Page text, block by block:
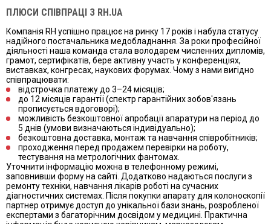
ПЛЮСИ СПІВПРАЦІ З RH.UA
Компанія RH успішно працює на ринку 17 років і набула статусу
надійного постачальника медобладнання. За роки професійної
діяльності наша команда стала володарем численних дипломів,
грамот, сертифікатів, бере активну участь у конференціях,
виставках, конгресах, наукових форумах. Чому з нами вигідно
співпрацювати:
відстрочка платежу до 3–24 місяців;
до 12 місяців гарантії (спектр гарантійних зобов'язань
прописується вдоговорі);
можливість безкоштовної апробації апаратури на період до
5 днів (умови визначаються індивідуально);
безкоштовна доставка, монтаж та навчання співробітників;
проходження перед продажем перевірки на роботу,
тестування на метрологічних фантомах.
Уточнити інформацію можна в телефонному режимі,
заповнивши форму на сайті. Додатково надаються послуги з
ремонту техніки, навчання лікарів роботі на сучасних
діагностичних системах. Після покупки апарату для колоноскопії
партнер отримує доступ до унікальної бази знань, розробленої
експертами з багаторічним досвідом у медицині. Практична